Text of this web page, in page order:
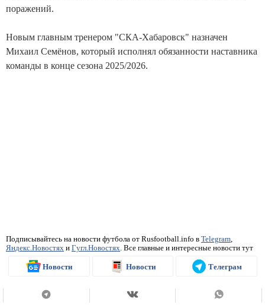
поражений.
Новым главным тренером "СКА-Хабаровск" назначен
Михаил Семёнов, который исполнял обязанности наставника
команды в конце сезона 2025/2026.
Подписывайтесь на новости футбола от Rusfootball.info в Telegram
Яндекс.Новостях и Гугл.Новостях . Все главные и интересные новости тут
Новости Новости Телеграм